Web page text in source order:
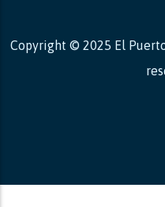
Copyright © 2025 El